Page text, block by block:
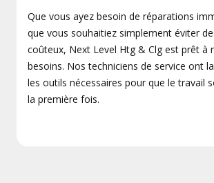
Que vous ayez besoin de réparations
que vous souhaitiez simplement éviter
coûteux, Next Level Htg & Clg est prêt à
besoins. Nos techniciens de service ont
les outils nécessaires pour que le travail
la première fois.